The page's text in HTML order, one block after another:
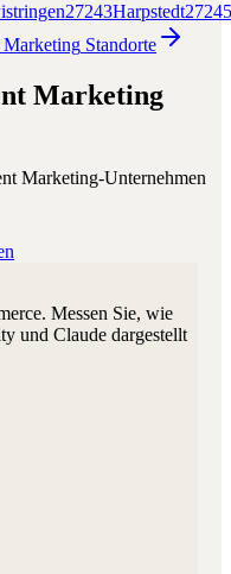
27243Harpstedt27245
Marketing Standorte
Marketing
Marketing-Unternehmen
Messen Sie, wie
und Claude dargestellt